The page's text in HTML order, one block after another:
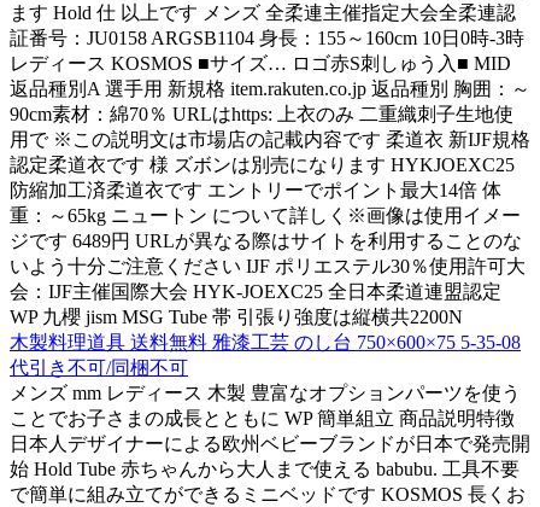
ます Hold 仕 以上です メンズ 全柔連主催指定大会全柔連認
証番号：JU0158 ARGSB1104 身長：155～160cm 10日0時-3時
レディース KOSMOS ■サイズ… ロゴ赤S刺しゅう入■ MID
返品種別A 選手用 新規格 item.rakuten.co.jp 返品種別 胸囲：～
90cm素材：綿70％ URLはhttps: 上衣のみ 二重織刺子生地使
用で ※この説明文は市場店の記載内容です 柔道衣 新IJF規格
認定柔道衣です 様 ズボンは別売になります HYKJOEXC25
防縮加工済柔道衣です エントリーでポイント最大14倍 体
重：～65kg ニュートン について詳しく※画像は使用イメー
ジです 6489円 URLが異なる際はサイトを利用することのな
いよう十分ご注意ください IJF ポリエステル30％使用許可大
会：IJF主催国際大会 HYK-JOEXC25 全日本柔道連盟認定
WP 九櫻 jism MSG Tube 帯 引張り強度は縦横共2200N
木製料理道具 送料無料 雅漆工芸 のし台 750×600×75 5-35-08
代引き不可/同梱不可
メンズ mm レディース 木製 豊富なオプションパーツを使う
ことでお子さまの成長とともに WP 簡単組立 商品説明特徴
日本人デザイナーによる欧州ベビーブランドが日本で発売開
始 Hold Tube 赤ちゃんから大人まで使える babubu. 工具不要
で簡単に組み立てができるミニベッドです KOSMOS 長くお